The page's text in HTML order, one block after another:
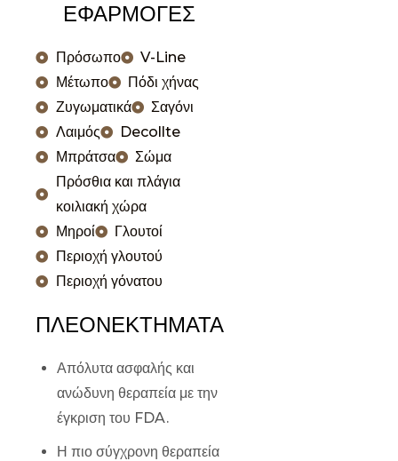
ΕΦΑΡΜΟΓΕΣ
Πρόσωπο
V-Line
Μέτωπο
Πόδι χήνας
Ζυγωματικά
Σαγόνι
Λαιμός
Decollte
Μπράτσα
Σώμα
Πρόσθια και πλάγια
κοιλιακή χώρα
Μηροί
Γλουτοί
Περιοχή γλουτού
Περιοχή γόνατου
ΠΛΕΟΝΕΚΤΗΜΑΤΑ
Απόλυτα ασφαλής και
ανώδυνη θεραπεία με την
έγκριση του FDA.
Η πιο σύγχρονη θεραπεία